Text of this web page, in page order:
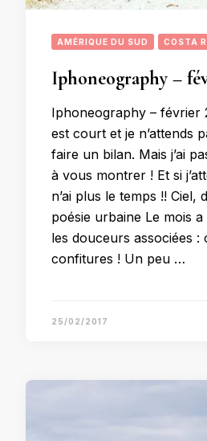
AMÉRIQUE DU SUD COSTA
Iphoneography –
Iphoneography – février
est court et je n’attends
faire un bilan. Mais j’ai
à vous montrer ! Et si
n’ai plus le temps !! Ciel,
poésie urbaine Le mois
les douceurs associées :
confitures ! Un peu …
25/02/2017